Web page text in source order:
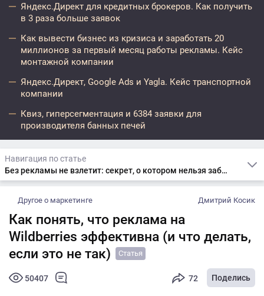
Яндекс.Директ для кредитных брокеров. Как получить
в 3 раза больше заявок
Как вывести бизнес из кризиса и заработать 20
миллионов за первый месяц работы рекламы. Кейс
монтажной компании
Яндекс.Директ, Google Ads и Yagla. Кейс транспортной
компании
Квиз, гиперсегментация и 6384 заявки для
производителя банных печей
Навигация по статье
Без рекламы не взлетит: секрет, о котором нельзя забывать
Другое о маркетинге Дмитрий Косик
Как понять, что реклама на
Wildberries эффективна (и что делать,
если это не так)
Статья
50407 72 Поделись